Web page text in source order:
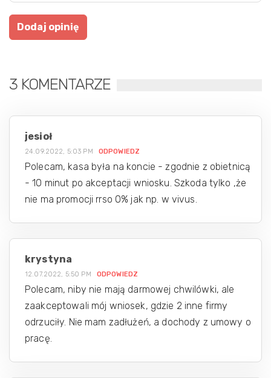
3 KOMENTARZE
jesioł
24.09.2022, 5:03 PM ODPOWIEDZ
Polecam, kasa była na koncie - zgodnie z obietnicą
- 10 minut po akceptacji wniosku. Szkoda tylko ,że
nie ma promocji rrso 0% jak np. w vivus.
krystyna
12.07.2022, 5:50 PM ODPOWIEDZ
Polecam, niby nie mają darmowej chwilówki, ale
zaakceptowali mój wniosek, gdzie 2 inne firmy
odrzuciły. Nie mam zadłużeń, a dochody z umowy o
pracę.